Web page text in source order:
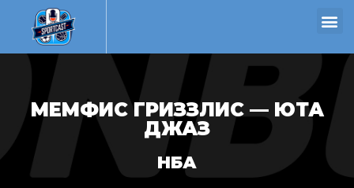
МЕМФИС ГРИЗЗЛИС — ЮТА
ДЖАЗ
НБА